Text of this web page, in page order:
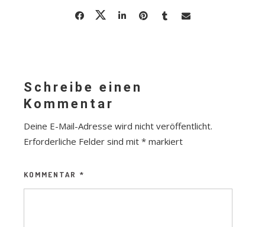
Schreibe einen
Kommentar
Deine E-Mail-Adresse wird nicht veröffentlicht.
Erforderliche Felder sind mit * markiert
KOMMENTAR *